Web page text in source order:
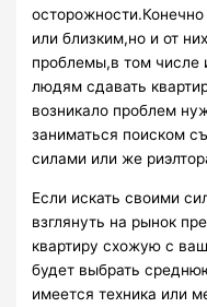
или близким,но и от
проблемы,в том числе
людям сдавать
возникало проблем
заниматься поиском
силами или же
Если искать своими
взглянуть на рынок
квартиру схожую с
будет выбрать
имеется техника или